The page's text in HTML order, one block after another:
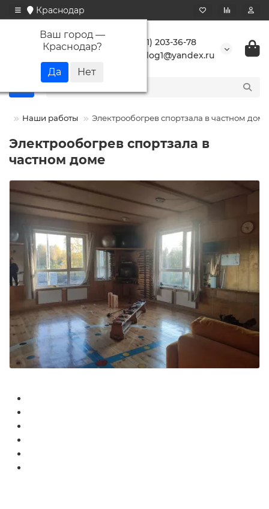
Краснодар
Ваш город —
Краснодар?
+7 (861) 203-36-78
buranlog1@yandex.ru
Наши работы Электрообогрев спортзала в частном доме
Электрообогрев спортзала в
частном доме